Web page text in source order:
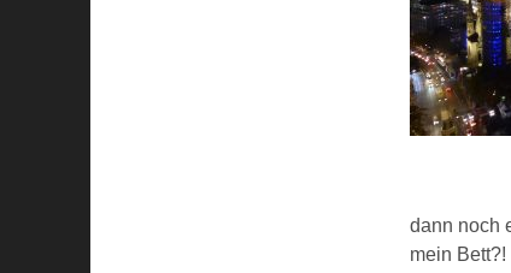
dann noch
mein Bett?!